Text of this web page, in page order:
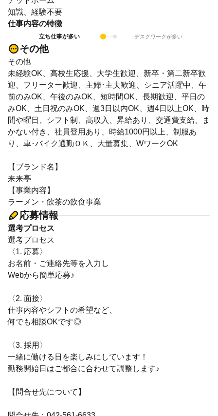
知識、経験不要
仕事内容の特徴
立ち仕事が多い デスクワークが多い
その他
その他
未経験OK、高校生応援、大学生歓迎、新卒・第二新卒歓
迎、フリーター歓迎、主婦･主夫歓迎、シニア活躍中、午
前のみOK、午後のみOK、短時間OK、長期歓迎、平日の
みOK、土日祝のみOK、週3日以内OK、週4日以上OK、時
間や曜日、シフト制、高収入、昇給あり、交通費支給、ま
かない付き、社員登用あり、時給1000円以上、制服あ
り、車･バイク通勤ＯＫ、大量募集、WワークOK
【ブランド名】
来来亭
【事業内容】
ラーメン・飲茶の飲食事業
応募情報
選考プロセス
選考プロセス
〈1. 応募〉
お名前・ご連絡先等を入力し
Webから簡単応募♪
〈2. 面接〉
仕事内容やシフトの希望など、
何でも相談OKです◎
〈3. 採用〉
一緒に働ける日を楽しみにしています！
勤務開始日はご都合に合わせて調整します♪
【問合せ先について】